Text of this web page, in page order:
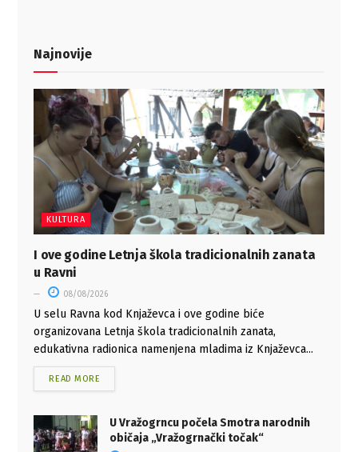
Najnovije
KULTURA
I ove godine Letnja škola tradicionalnih zanata
u Ravni
08/08/2026
U selu Ravna kod Knjaževca i ove godine biće
organizovana Letnja škola tradicionalnih zanata,
edukativna radionica namenjena mladima iz Knjaževca...
READ MORE
U Vražogrncu počela Smotra narodnih
običaja „Vražogrnački točak“